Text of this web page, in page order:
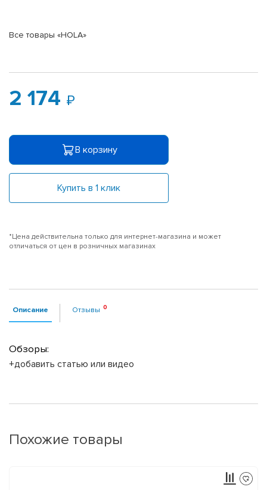
Все товары «HOLA»
2 174
В корзину
Купить в 1 клик
*Цена действительна только для интернет-магазина и может
отличаться от цен в розничных магазинах
Описание Отзывы
Обзоры:
+добавить статью или видео
Похожие товары